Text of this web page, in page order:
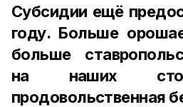
Субсидии ещё
году. Больше
больше
на наших
продовольственная